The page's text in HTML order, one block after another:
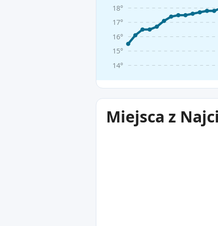
14°
15°
16°
17°
18°
Miejsca z